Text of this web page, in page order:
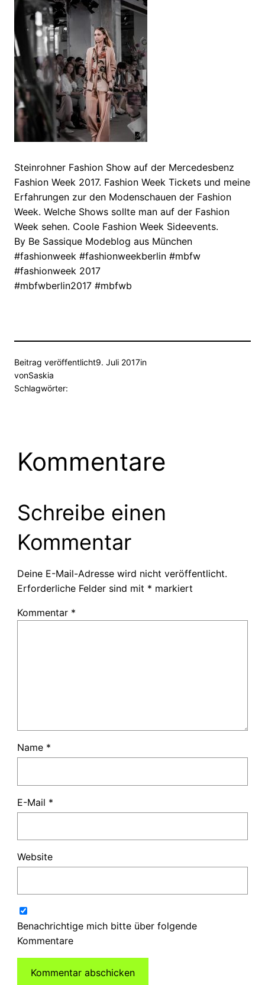
Steinrohner Fashion Show auf der Mercedesbenz
Fashion Week 2017. Fashion Week Tickets und meine
Erfahrungen zur den Modenschauen der Fashion
Week. Welche Shows sollte man auf der Fashion
Week sehen. Coole Fashion Week Sideevents.
By Be Sassique Modeblog aus München
#fashionweek #fashionweekberlin #mbfw
#fashionweek 2017
#mbfwberlin2017 #mbfwb
Beitrag veröffentlicht9. Juli 2017in
vonSaskia
Schlagwörter:
Kommentare
Schreibe einen
Kommentar
Deine E-Mail-Adresse wird nicht veröffentlicht.
Erforderliche Felder sind mit * markiert
Kommentar *
Name *
E-Mail *
Website
Benachrichtige mich bitte über folgende
Kommentare